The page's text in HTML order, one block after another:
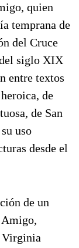
quien
temprana de
del Cruce
siglo XIX
entre textos
de
de San
uso
desde el
de un
Virginia